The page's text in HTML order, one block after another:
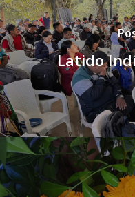
Latido